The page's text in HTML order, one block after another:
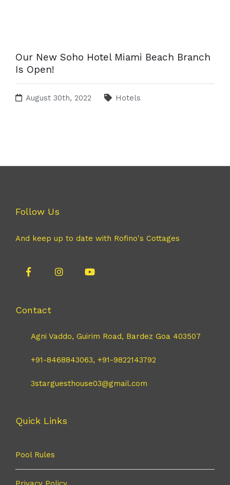
Our New Soho Hotel Miami Beach Branch
Is Open!
August 30th, 2022 Hotels
Follow Us
And keep up to date with Rofino's Cottages
Contact
Agni Vaddo, Guirim Road, Bardez Goa 403507
+91-8468843063, +91-9822143792
3starguesthouse03@gmail.com
Quick Links
Pool Rules